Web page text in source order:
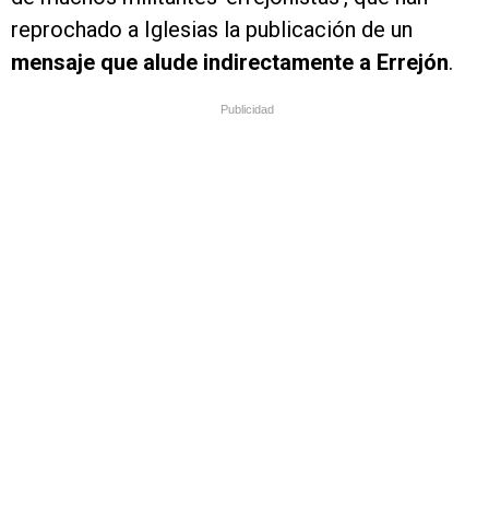
reprochado a Iglesias la publicación de un
mensaje que alude indirectamente a Errejón.
Publicidad